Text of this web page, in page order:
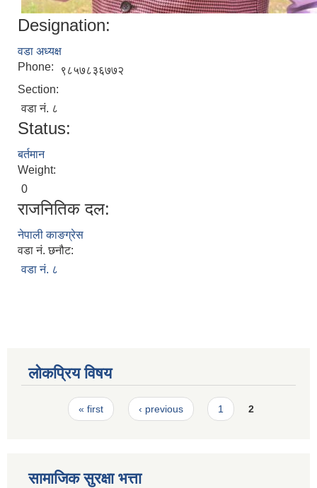
Designation:
वडा अध्यक्ष
Phone:
९८५७८३६७७२
Section:
वडा नं. ८
Status:
बर्तमान
Weight:
0
राजनितिक दल:
नेपाली काङग्रेस
वडा नं. छनौट:
वडा नं. ८
लोकप्रिय विषय
Pages« first ‹ previous 1 2
सामाजिक सुरक्षा भत्ता